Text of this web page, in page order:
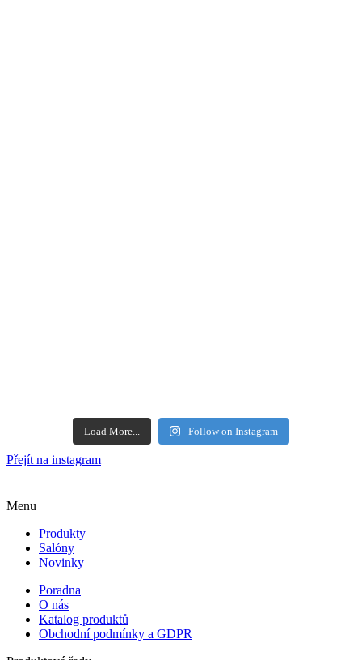
Load More... Follow on Instagram
Přejít na instagram
Menu
Produkty
Salóny
Novinky
Poradna
O nás
Katalog produktů
Obchodní podmínky a GDPR